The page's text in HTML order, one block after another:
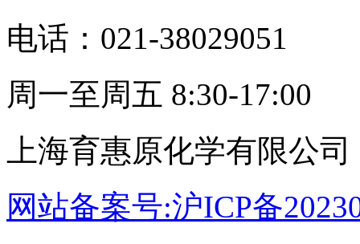
电话：021-38029051
周一至周五 8:30-17:00
上海育惠原化学有限公司
网站备案号:沪ICP备